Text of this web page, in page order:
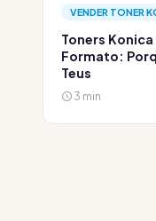
VENDER TONER
Toners
Formato:
Teus
3 min